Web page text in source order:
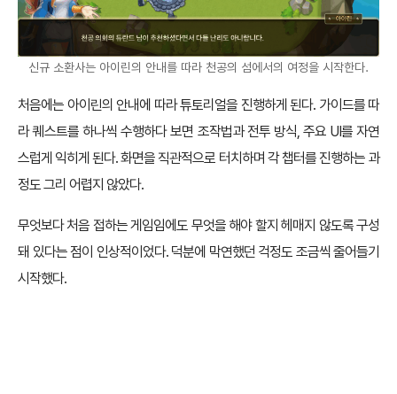
신규 소환사는 아이린의 안내를 따라 천공의 섬에서의 여정을 시작한다.
처음에는 아이린의 안내에 따라 튜토리얼을 진행하게 된다. 가이드를 따
라 퀘스트를 하나씩 수행하다 보면 조작법과 전투 방식, 주요 UI를 자연
스럽게 익히게 된다. 화면을 직관적으로 터치하며 각 챕터를 진행하는 과
정도 그리 어렵지 않았다.
무엇보다 처음 접하는 게임임에도 무엇을 해야 할지 헤매지 않도록 구성
돼 있다는 점이 인상적이었다. 덕분에 막연했던 걱정도 조금씩 줄어들기
시작했다.